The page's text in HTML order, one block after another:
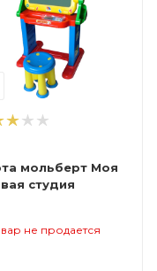
мольберт Моя
студия
не продается